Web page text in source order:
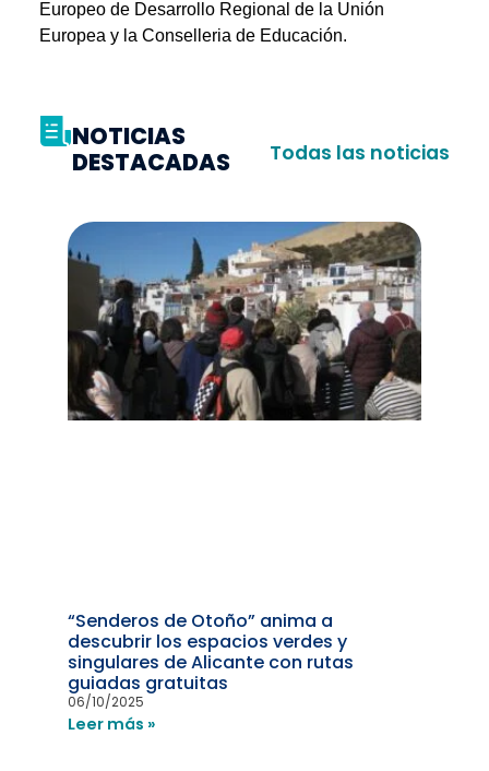
Europeo de Desarrollo Regional de la Unión
Europea y la Conselleria de Educación.
NOTICIAS
DESTACADAS
Todas las noticias
“Senderos de Otoño” anima a
descubrir los espacios verdes y
singulares de Alicante con rutas
guiadas gratuitas
06/10/2025
Leer más »